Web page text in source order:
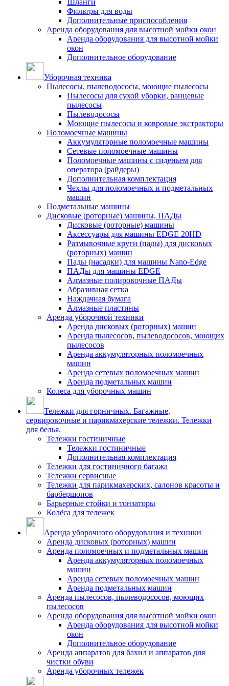
Шланги
Фильтры для воды
Дополнительные приспособления
Аренда оборудования для высотной мойки окон
Аренда оборудования для высотной мойки
окон
Дополнительное оборудование
Уборочная техника
Пылесосы, пылеводососы, моющие пылесосы
Пылесосы для сухой уборки, ранцевые
пылесосы
Пылеводососы
Моющие пылесосы и ковровые экстракторы
Поломоечные машины
Аккумуляторные поломоечные машины
Сетевые поломоечные машины
Поломоечные машины с сиденьем для
оператора (райдеры)
Дополнительная комплектация
Чехлы для поломоечных и подметальных
машин
Подметальные машины
Дисковые (роторные) машины, ПАДы
Дисковые (роторные) машины
Аксессуары для машины EDGE 20HD
Размывочные круги (пады) для дисковых
(роторных) машин
Пады (насадки) для машины Nano-Edge
ПАДы для машины EDGE
Алмазные полировочные ПАДы
Абразивная сетка
Наждачная бумага
Алмазные пластины
Аренда уборочной техники
Аренда дисковых (роторных) машин
Аренда пылесосов, пылеводососов, моющих
пылесосов
Аренда аккумуляторных поломоечных
машин
Аренда сетевых поломоечных машин
Аренда подметальных машин
Колеса для уборочных машин
Тележки для горничных. Багажные,
сервировочные и парикмахерские тележки. Тележки
для белья.
Тележки гостиничные
Тележки гостиничные
Дополнительная комплектация
Тележки для гостиничного багажа
Тележки сервисные
Тележки для парикмахерских, салонов красоты и
барбершопов
Барьерные стойки и тонзаторы
Колёса для тележек
Аренда уборочного оборудования и техники
Аренда дисковых (роторных) машин
Аренда поломоечных и подметальных машин
Аренда аккумуляторных поломоечных
машин
Аренда сетевых поломоечных машин
Аренда подметальных машин
Аренда пылесосов, пылеводососов, моющих
пылесосов
Аренда оборудования для высотной мойки окон
Аренда оборудования для высотной мойки
окон
Дополнительное оборудование
Аренда аппаратов для бахил и аппаратов для
чистки обуви
Аренда уборочных тележек